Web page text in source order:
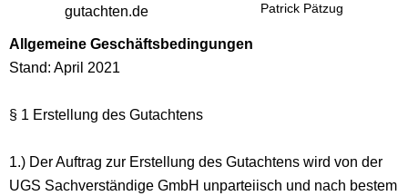
gutachten.de
Patrick Pätzug
Allgemeine Geschäftsbedingungen
Stand: April 2021
§ 1 Erstellung des Gutachtens
1.) Der Auftrag zur Erstellung des Gutachtens wird von der
UGS Sachverständige GmbH unparteiisch und nach bestem